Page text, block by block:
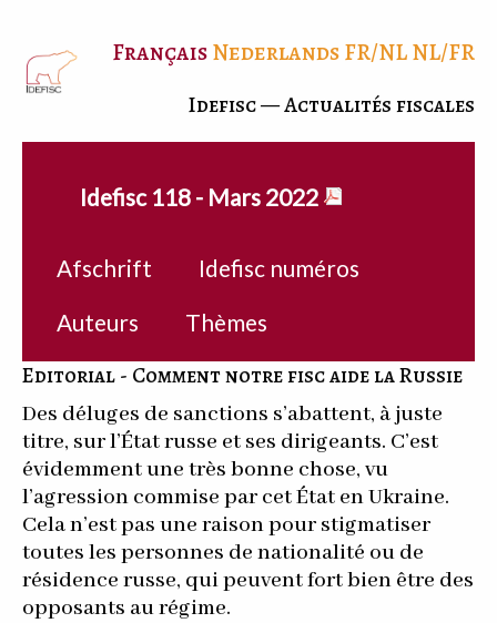
FrançaisNederlandsFR/NLNL/FR
Idefisc — Actualités fiscales
Idefisc 118 - Mars 2022
Afschrift
Idefisc numéros
Auteurs
Thèmes
Editorial - Comment notre fisc aide la Russie
Des déluges de sanctions s’abattent, à juste
titre, sur l’État russe et ses dirigeants. C’est
évidemment une très bonne chose, vu
l’agression commise par cet État en Ukraine.
Cela n’est pas une raison pour stigmatiser
toutes les personnes de nationalité ou de
résidence russe, qui peuvent fort bien être des
opposants au régime.